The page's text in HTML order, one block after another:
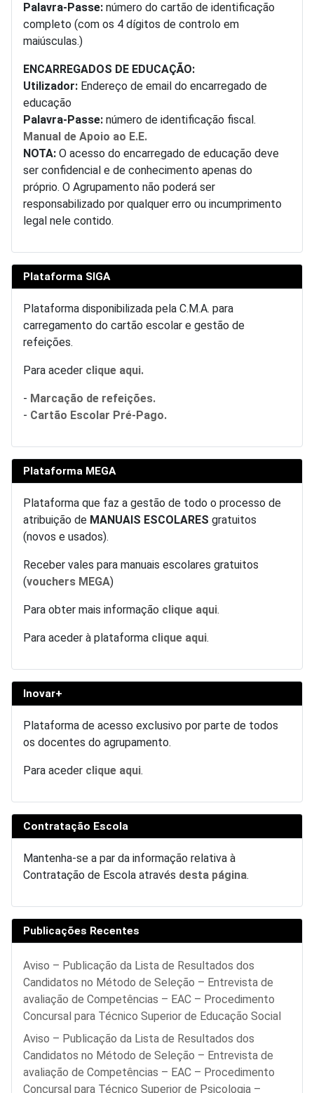
Palavra-Passe: número do cartão de identificação
completo (com os 4 dígitos de controlo em
maiúsculas.)
ENCARREGADOS DE EDUCAÇÃO:
Utilizador: Endereço de email do encarregado de
educação
Palavra-Passe: número de identificação fiscal.
Manual de Apoio ao E.E.
NOTA: O acesso do encarregado de educação deve
ser confidencial e de conhecimento apenas do
próprio. O Agrupamento não poderá ser
responsabilizado por qualquer erro ou incumprimento
legal nele contido.
Plataforma SIGA
Plataforma disponibilizada pela C.M.A. para
carregamento do cartão escolar e gestão de
refeições.
Para aceder clique aqui.
- Marcação de refeições.
- Cartão Escolar Pré-Pago.
Plataforma MEGA
Plataforma que faz a gestão de todo o processo de
atribuição de MANUAIS ESCOLARES gratuitos
(novos e usados).
Receber vales para manuais escolares gratuitos
(vouchers MEGA)
Para obter mais informação clique aqui.
Para aceder à plataforma clique aqui.
Inovar+
Plataforma de acesso exclusivo por parte de todos
os docentes do agrupamento.
Para aceder clique aqui.
Contratação Escola
Mantenha-se a par da informação relativa à
Contratação de Escola através desta página.
Publicações Recentes
Aviso – Publicação da Lista de Resultados dos
Candidatos no Método de Seleção – Entrevista de
avaliação de Competências – EAC – Procedimento
Concursal para Técnico Superior de Educação Social
Aviso – Publicação da Lista de Resultados dos
Candidatos no Método de Seleção – Entrevista de
avaliação de Competências – EAC – Procedimento
Concursal para Técnico Superior de Psicologia –